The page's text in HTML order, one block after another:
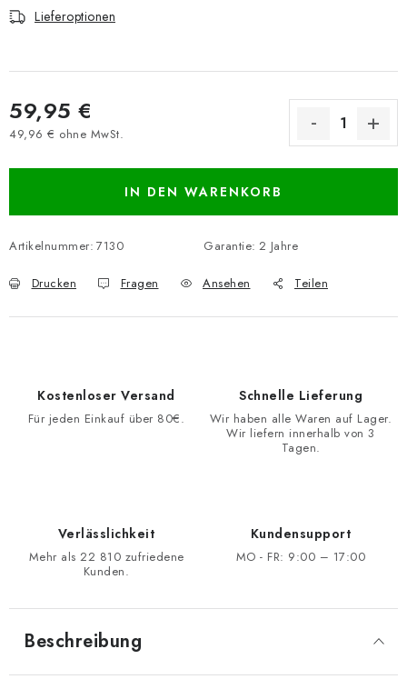
Lieferoptionen
59,95 €
49,96 € ohne MwSt.
IN DEN WARENKORB
Artikelnummer: 7130 Garantie: 2 Jahre
Drucken Fragen Ansehen Teilen
Kostenloser Versand
Für jeden Einkauf über 80€.
Schnelle Lieferung
Wir haben alle Waren auf Lager.
Wir liefern innerhalb von 3
Tagen.
Verlässlichkeit
Mehr als 22 810 zufriedene
Kunden.
Kundensupport
MO - FR: 9:00 – 17:00
Beschreibung